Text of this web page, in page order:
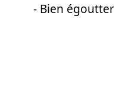
- Bien égoutter